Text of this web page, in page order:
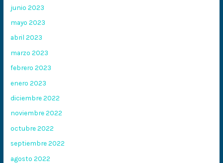
junio 2023
mayo 2023
abril 2023
marzo 2023
febrero 2023
enero 2023
diciembre 2022
noviembre 2022
octubre 2022
septiembre 2022
agosto 2022